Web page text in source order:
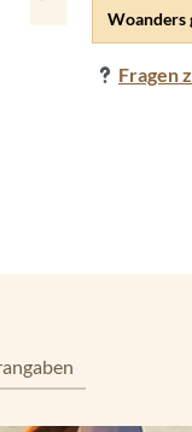
Woanders
Fragen